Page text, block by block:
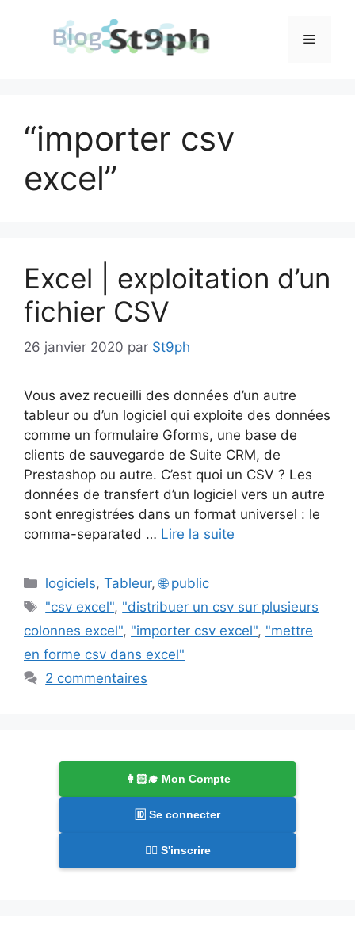
Menu
“importer csv
excel”
Excel | exploitation d’un
fichier CSV
26 janvier 2020 par St9ph
Vous avez recueilli des données d’un autre
tableur ou d’un logiciel qui exploite des données
comme un formulaire Gforms, une base de
clients de sauvegarde de Suite CRM, de
Prestashop ou autre. C’est quoi un CSV ? Les
données de transfert d’un logiciel vers un autre
sont enregistrées dans un format universel : le
comma-separated … Lire la suite
Catégories
logiciels,Tableur,🌐 public
Étiquettes
"csv excel", "distribuer un csv sur plusieurs
colonnes excel", "importer csv excel", "mettre
en forme csv dans excel"
2 commentaires
👩🏻‍🎓 Mon Compte
🆔 Se connecter
✍🏻 S'inscrire